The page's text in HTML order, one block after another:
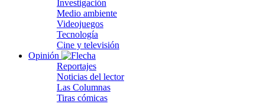
Investigación
Medio ambiente
Videojuegos
Tecnología
Cine y televisión
Opinión
Reportajes
Noticias del lector
Las Columnas
Tiras cómicas